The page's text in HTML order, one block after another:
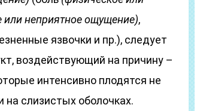
или неприятное ощущение),
язвочки и пр.), следует
воздействующий на причину –
интенсивно плодятся не
на слизистых оболочках.